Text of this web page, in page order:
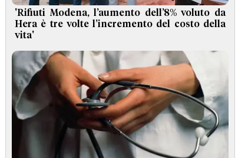
'Rifiuti Modena, l’aumento dell’8% voluto da
Hera è tre volte l’incremento del costo della
vita'